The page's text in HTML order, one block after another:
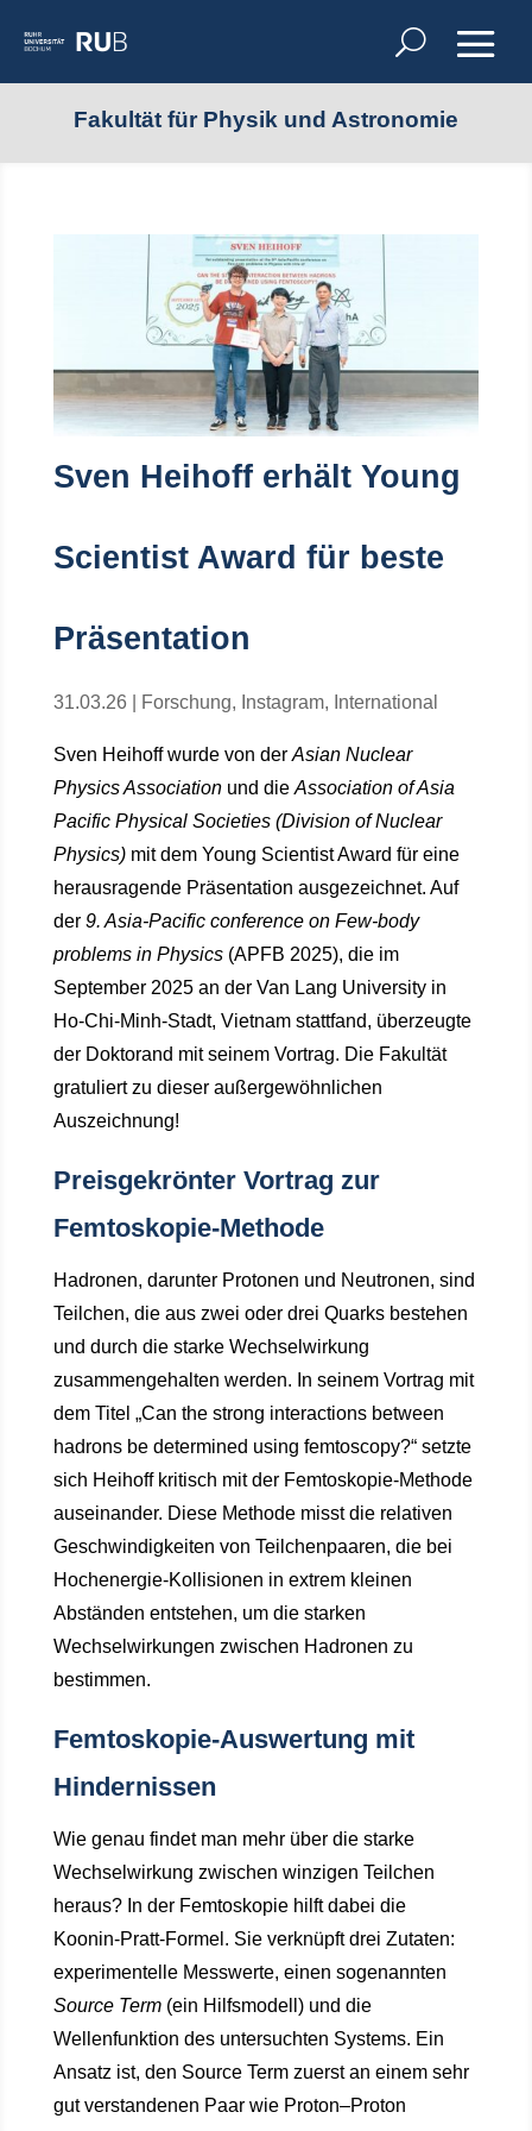
Fakultät für Physik und Astronomie
Sven Heihoff erhält Young
Scientist Award für beste
Präsentation
31.03.26 Forschung, Instagram, International
Sven Heihoff wurde von der Asian Nuclear
Physics Associationund die Association of Asia
Pacific Physical Societies (Division of Nuclear
Physics)mit dem Young Scientist Award für eine
herausragende Präsentation ausgezeichnet. Auf
der 9. Asia-Pacific conference on Few-body
problems in Physics(APFB 2025), die im
September 2025 an der Van Lang University in
Ho-Chi-Minh-Stadt, Vietnam stattfand, überzeugte
der Doktorand mit seinem Vortrag. Die Fakultät
gratuliert zu dieser außergewöhnlichen
Auszeichnung!
Preisgekrönter Vortrag zur
Femtoskopie-Methode
Hadronen, darunter Protonen und Neutronen, sind
Teilchen, die aus zwei oder drei Quarks bestehen
und durch die starke Wechselwirkung
zusammengehalten werden. In seinem Vortrag mit
dem Titel „Can the strong interactions between
hadrons be determined using femtoscopy?“ setzte
sich Heihoff kritisch mit der Femtoskopie-Methode
auseinander. Diese Methode misst die relativen
Geschwindigkeiten von Teilchenpaaren, die bei
Hochenergie-Kollisionen in extrem kleinen
Abständen entstehen, um die starken
Wechselwirkungen zwischen Hadronen zu
bestimmen.
Femtoskopie-Auswertung mit
Hindernissen
Wie genau findet man mehr über die starke
Wechselwirkung zwischen winzigen Teilchen
heraus? In der Femtoskopie hilft dabei die
Koonin‑Pratt‑Formel. Sie verknüpft drei Zutaten:
experimentelle Messwerte, einen sogenannten
Source Term(ein Hilfsmodell) und die
Wellenfunktion des untersuchten Systems. Ein
Ansatz ist, den Source Term zuerst an einem sehr
gut verstandenen Paar wie Proton–Proton